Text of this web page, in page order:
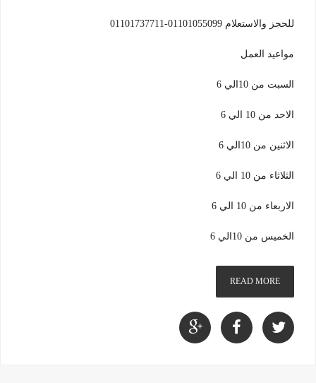
للحجز والاستعلام 01101055099-01101737711
مواعيد العمل
السبت من 10الي 6
الاحد من 10 الي 6
الاثنين من 10الي 6
الثلاثاء من 10 الي 6
الاربعاء من 10 الي 6
الخميس من 10الي 6
READ MORE